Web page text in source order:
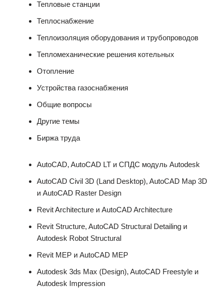
Тепловые станции
Теплоснабжение
Теплоизоляция оборудования и трубопроводов
Тепломеханические решения котельных
Отопление
Устройства газоснабжения
Общие вопросы
Другие темы
Биржа труда
AutoCAD, AutoCAD LT и СПДС модуль Autodesk
AutoCAD Civil 3D (Land Desktop), AutoCAD Map 3D
и AutoCAD Raster Design
Revit Architecture и AutoCAD Architecture
Revit Structure, AutoCAD Structural Detailing и
Autodesk Robot Structural
Revit MEP и AutoCAD MEP
Autodesk 3ds Max (Design), AutoCAD Freestyle и
Autodesk Impression